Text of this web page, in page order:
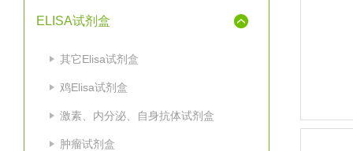
ELISA试剂盒
其它Elisa试剂盒
鸡Elisa试剂盒
激素、内分泌、自身抗体试剂盒
肿瘤试剂盒